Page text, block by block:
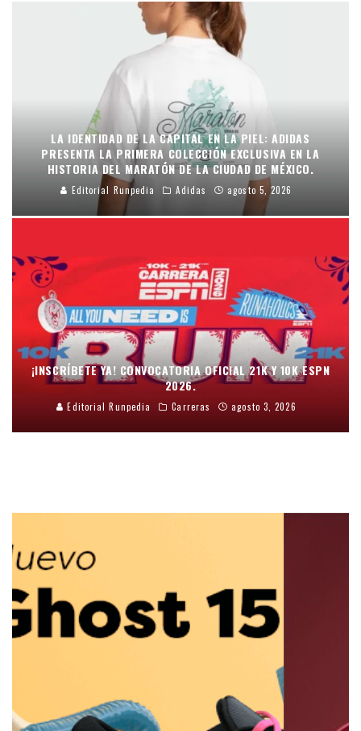
LA IDENTIDAD DE LA CAPITAL EN LA PIEL: ADIDAS
PRESENTA LA PRIMERA COLECCIÓN EXCLUSIVA EN LA
HISTORIA DEL MARATÓN DE LA CIUDAD DE MÉXICO.
Editorial Runpedia Adidas agosto 5, 2026
¡INSCRÍBETE YA! CONVOCATORIA OFICIAL 21K Y 10K ESPN
2026.
Editorial Runpedia Carreras agosto 3, 2026